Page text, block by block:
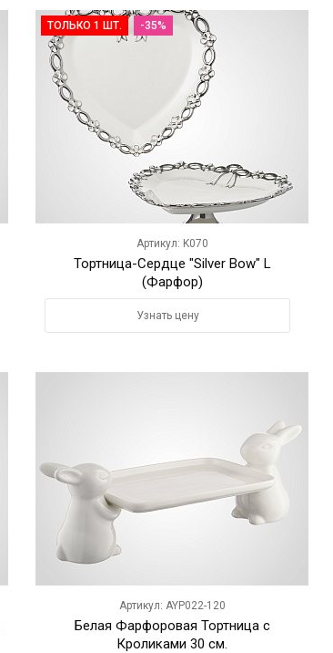
ТОЛЬКО 1 ШТ. -35%
Артикул: K070
Тортница-Сердце "Silver Bow" L
(Фарфор)
Узнать цену
Артикул: AYP022-120
Белая Фарфоровая Тортница с
Кроликами 30 см.